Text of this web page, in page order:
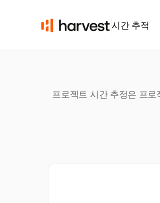
시간 추적
프로젝트 시간 추정은 프